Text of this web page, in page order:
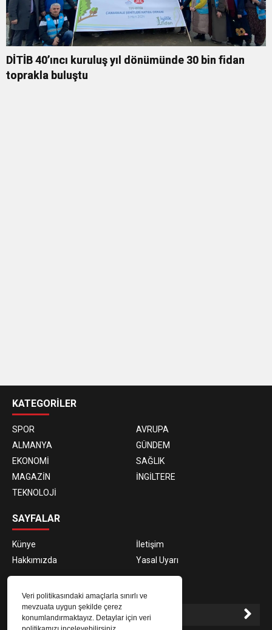
Veri politikasındaki amaçlarla sınırlı ve
mevzuata uygun şekilde çerez
konumlandırmaktayız. Detaylar için veri
DİTİB 40’ıncı kuruluş yıl dönümünde 30 bin fidan
toprakla buluştu
siteleri
KATEGORİLER
SPOR
AVRUPA
ALMANYA
GÜNDEM
EKONOMİ
SAĞLIK
MAGAZİN
İNGİLTERE
TEKNOLOJİ
SAYFALAR
Künye
İletişim
Hakkımızda
Yasal Uyarı